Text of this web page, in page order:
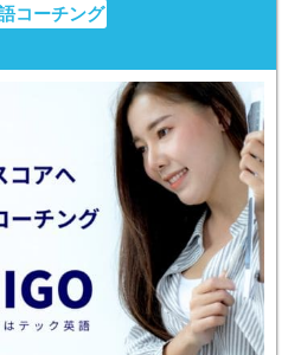
コーチング